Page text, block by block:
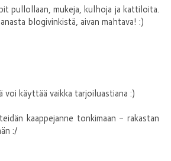
pullollaan, mukeja, kulhoja ja kattiloita.
blogivinkistä, aivan mahtava! :)
voi käyttää vaikka tarjoiluastiana :)
kaappejanne tonkimaan - rakastan
:/